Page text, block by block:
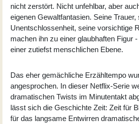
nicht zerstört. Nicht unfehlbar, aber
eigenen Gewaltfantasien. Seine Trauer,
Unentschlossenheit, seine vorsichtige
machen ihn zu einer glaubhaften Figur
einer zutiefst menschlichen Ebene.
Das eher gemächliche Erzähltempo
angesprochen. In dieser Netflix-Serie
dramatischen Twists im Minutentakt
lässt sich die Geschichte Zeit: Zeit für
für das langsame Entwirren